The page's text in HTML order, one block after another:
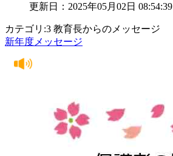
更新日：2025年05月02日 08:54:39
カテゴリ:3 教育長からのメッセージ
新年度メッセージ